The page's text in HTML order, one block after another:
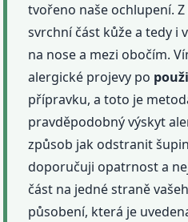
tvořeno naše ochlupení.
svrchní část kůže a tedy i
na nose a mezi obočím.
alergické projevy po
přípravku, a toto je
pravděpodobný výskyt
způsob jak odstranit
doporučuji opatrnost a
část na jedné straně
působení, která je